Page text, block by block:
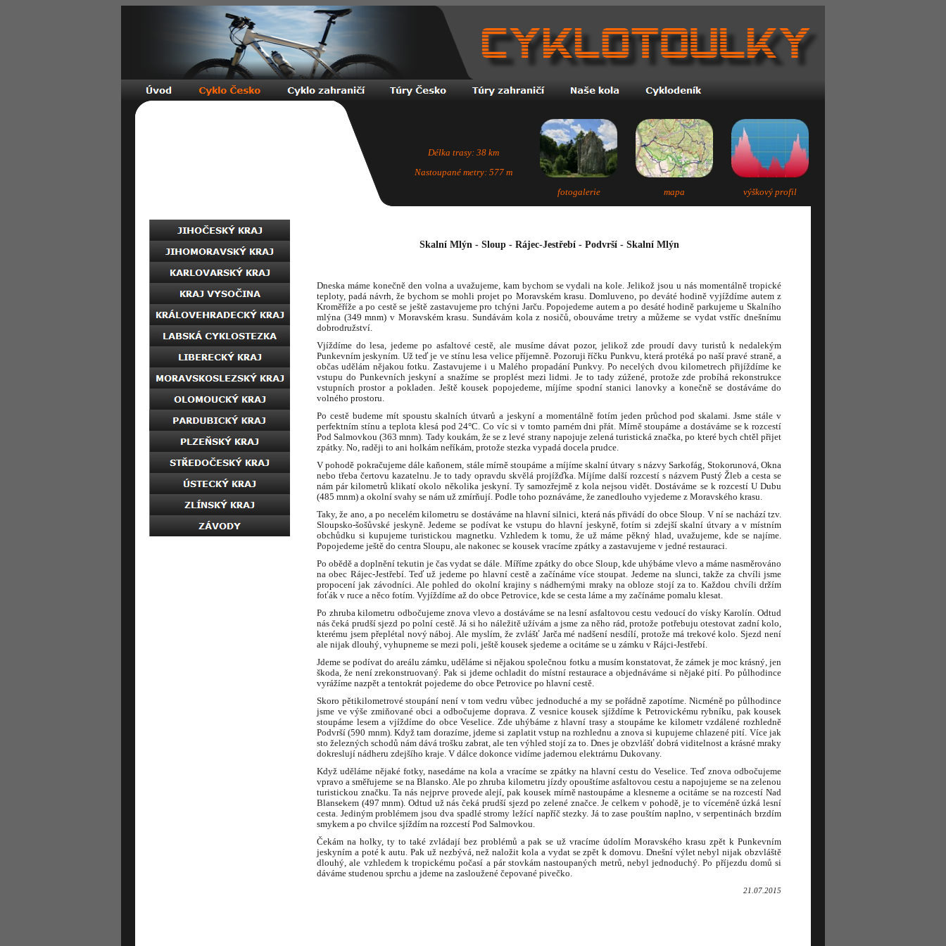
Skalní Mlýn - Sloup - Rájec-Jestřebí - Podvrší - Skalní Mlýn
Dneska máme konečně den volna a uvažujeme, kam bychom se vydali na kole. Jelikož jsou u nás momentálně tropické
teploty, padá návrh, že bychom se mohli projet po Moravském krasu. Domluveno, po deváté hodině vyjíždíme autem z
Kroměříže a po cestě se ještě zastavujeme pro tchýni Jarču. Popojedeme autem a po desáté hodině parkujeme u Skalního
mlýna (349 mnm) v Moravském krasu. Sundávám kola z nosičů, obouváme tretry a můžeme se vydat vstříc dnešnímu
dobrodružství.
Vjíždíme do lesa, jedeme po asfaltové cestě, ale musíme dávat pozor, jelikož zde proudí davy turistů k nedalekým
Punkevním jeskyním. Už teď je ve stínu lesa velice příjemně. Pozoruji říčku Punkvu, která protéká po naší pravé straně, a
občas udělám nějakou fotku. Zastavujeme i u Malého propadání Punkvy. Po necelých dvou kilometrech přijíždíme ke
vstupu do Punkevních jeskyní a snažíme se proplést mezi lidmi. Je to tady zúžené, protože zde probíhá rekonstrukce
vstupních prostor a pokladen. Ještě kousek popojedeme, míjíme spodní stanici lanovky a konečně se dostáváme do
volného prostoru.
Po cestě budeme mít spoustu skalních útvarů a jeskyní a momentálně fotím jeden průchod pod skalami. Jsme stále v
perfektním stínu a teplota klesá pod 24°C. Co víc si v tomto parném dni přát. Mírně stoupáme a dostáváme se k rozcestí
Pod Salmovkou (363 mnm). Tady koukám, že se z levé strany napojuje zelená turistická značka, po které bych chtěl přijet
zpátky. No, raději to ani holkám neříkám, protože stezka vypadá docela prudce.
V pohodě pokračujeme dále kaňonem, stále mírně stoupáme a míjíme skalní útvary s názvy Sarkofág, Stokorunová, Okna
nebo třeba čertovu kazatelnu. Je to tady opravdu skvělá projížďka. Míjíme další rozcestí s názvem Pustý Žleb a cesta se
nám pár kilometrů klikatí okolo několika jeskyní. Ty samozřejmě z kola nejsou vidět. Dostáváme se k rozcestí U Dubu
(485 mnm) a okolní svahy se nám už zmírňují. Podle toho poznáváme, že zanedlouho vyjedeme z Moravského krasu.
Taky, že ano, a po necelém kilometru se dostáváme na hlavní silnici, která nás přivádí do obce Sloup. V ní se nachází tzv.
Sloupsko-šošůvské jeskyně. Jedeme se podívat ke vstupu do hlavní jeskyně, fotím si zdejší skalní útvary a v místním
obchůdku si kupujeme turistickou magnetku. Vzhledem k tomu, že už máme pěkný hlad, uvažujeme, kde se najíme.
Popojedeme ještě do centra Sloupu, ale nakonec se kousek vracíme zpátky a zastavujeme v jedné restauraci.
Po obědě a doplnění tekutin je čas vydat se dále. Míříme zpátky do obce Sloup, kde uhýbáme vlevo a máme nasměrováno
na obec Rájec-Jestřebí. Teď už jedeme po hlavní cestě a začínáme více stoupat. Jedeme na slunci, takže za chvíli jsme
propocení jak závodníci. Ale pohled do okolní krajiny s nádhernými mraky na obloze stojí za to. Každou chvíli držím
foťák v ruce a něco fotím. Vyjíždíme až do obce Petrovice, kde se cesta láme a my začínáme pomalu klesat.
Po zhruba kilometru odbočujeme znova vlevo a dostáváme se na lesní asfaltovou cestu vedoucí do vísky Karolín. Odtud
nás čeká prudší sjezd po polní cestě. Já si ho náležitě užívám a jsme za něho rád, protože potřebuju otestovat zadní kolo,
kterému jsem přeplétal nový náboj. Ale myslím, že zvlášť Jarča mé nadšení nesdílí, protože má trekové kolo. Sjezd není
ale nijak dlouhý, vyhupneme se mezi poli, ještě kousek sjedeme a ocitáme se u zámku v Rájci-Jestřebí.
Jdeme se podívat do areálu zámku, uděláme si nějakou společnou fotku a musím konstatovat, že zámek je moc krásný, jen
škoda, že není zrekonstruovaný. Pak si jdeme ochladit do místní restaurace a objednáváme si nějaké pití. Po půlhodince
vyrážíme nazpět a tentokrát pojedeme do obce Petrovice po hlavní cestě.
Skoro pětikilometrové stoupání není v tom vedru vůbec jednoduché a my se pořádně zapotíme. Nicméně po půlhodince
jsme ve výše zmiňované obci a odbočujeme doprava. Z vesnice kousek sjíždíme k Petrovickému rybníku, pak kousek
stoupáme lesem a vjíždíme do obce Veselice. Zde uhýbáme z hlavní trasy a stoupáme ke kilometr vzdálené rozhledně
Podvrší (590 mnm). Když tam dorazíme, jdeme si zaplatit vstup na rozhlednu a znova si kupujeme chlazené pití. Více jak
sto železných schodů nám dává trošku zabrat, ale ten výhled stojí za to. Dnes je obzvlášť dobrá viditelnost a krásné mraky
dokreslují nádheru zdejšího kraje. V dálce dokonce vidíme jadernou elektrárnu Dukovany.
Když uděláme nějaké fotky, nasedáme na kola a vracíme se zpátky na hlavní cestu do Veselice. Teď znova odbočujeme
vpravo a směřujeme se na Blansko. Ale po zhruba kilometru jízdy opouštíme asfaltovou cestu a napojujeme se na zelenou
turistickou značku. Ta nás nejprve provede alejí, pak kousek mírně nastoupáme a klesneme a ocitáme se na rozcestí Nad
Blansekem (497 mnm). Odtud už nás čeká prudší sjezd po zelené značce. Je celkem v pohodě, je to víceméně úzká lesní
cesta. Jediným problémem jsou dva spadlé stromy ležící napříč stezky. Já to zase pouštím naplno, v serpentinách brzdím
smykem a po chvilce sjíždím na rozcestí Pod Salmovkou.
Čekám na holky, ty to také zvládají bez problémů a pak se už vracíme údolím Moravského krasu zpět k Punkevním
jeskyním a poté k autu. Pak už nezbývá, než naložit kola a vydat se zpět k domovu. Dnešní výlet nebyl nijak obzvláště
dlouhý, ale vzhledem k tropickému počasí a pár stovkám nastoupaných metrů, nebyl jednoduchý. Po příjezdu domů si
dáváme studenou sprchu a jdeme na zasloužené čepované pivečko.
21.07.2015
Délka trasy: 38 km
Nastoupané metry: 577 m
fotogalerie
mapa výškový profil